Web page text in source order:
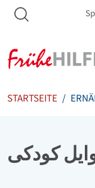
Zum Inhalt springen
Zur Navigation
Meta
STARTSEITE
کودکی